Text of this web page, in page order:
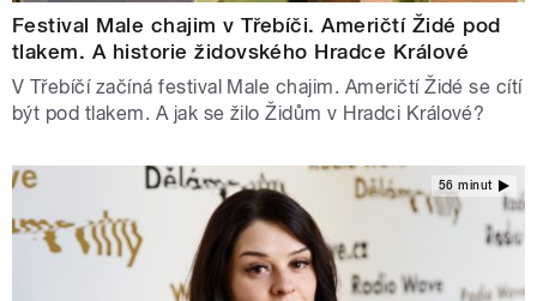
Festival Male chajim v Třebíči. Američtí Židé pod
tlakem. A historie židovského Hradce Králové
V Třebíčí začíná festival Male chajim. Američtí Židé se cítí
být pod tlakem. A jak se žilo Židům v Hradci Králové?
56 minut